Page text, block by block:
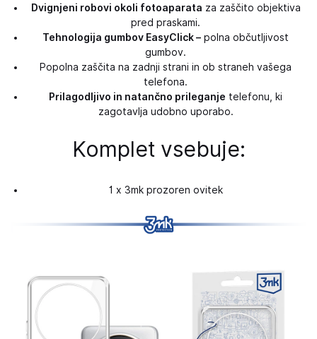
Dvignjeni robovi okoli fotoaparata za zaščito objektiva
pred praskami.
Tehnologija gumbov EasyClick – polna občutljivost
gumbov.
Popolna zaščita na zadnji strani in ob straneh vašega
telefona.
Prilagodljivo in natančno prileganje telefonu, ki
zagotavlja udobno uporabo.
Komplet vsebuje:
1 x 3mk prozoren ovitek